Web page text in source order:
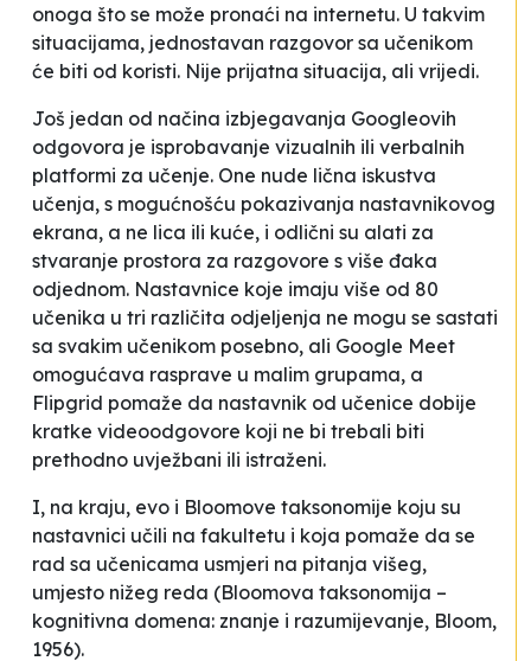
onoga što se može pronaći na internetu. U takvim
situacijama, jednostavan razgovor sa učenikom
će biti od koristi. Nije prijatna situacija, ali vrijedi.
Još jedan od načina izbjegavanja Googleovih
odgovora je isprobavanje vizualnih ili verbalnih
platformi za učenje. One nude lična iskustva
učenja, s mogućnošću pokazivanja nastavnikovog
ekrana, a ne lica ili kuće, i odlični su alati za
stvaranje prostora za razgovore s više đaka
odjednom. Nastavnice koje imaju više od 80
učenika u tri različita odjeljenja ne mogu se sastati
sa svakim učenikom posebno, ali Google Meet
omogućava rasprave u malim grupama, a
Flipgrid pomaže da nastavnik od učenice dobije
kratke videoodgovore koji ne bi trebali biti
prethodno uvježbani ili istraženi.
I, na kraju, evo i Bloomove taksonomije koju su
nastavnici učili na fakultetu i koja pomaže da se
rad sa učenicama usmjeri na pitanja višeg,
umjesto nižeg reda (Bloomova taksonomija –
kognitivna domena: znanje i razumijevanje, Bloom,
1956).